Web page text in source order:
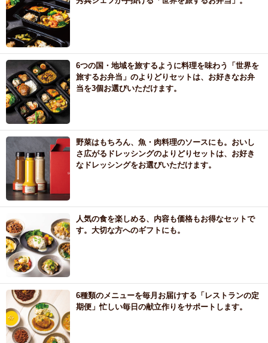
6つの国・地域を旅するように料理を味わう「世界を
旅するお弁当」のよりどりセットは、お好きなお弁
当を3個お選びいただけます。
野菜はもちろん、魚・肉料理のソースにも。おいし
さ広がるドレッシングのよりどりセットは、お好き
なドレッシングをお選びいただけます。
人気の食を楽しめる、内容も価格もお得なセットで
す。大切な方へのギフトにも。
6種類のメニューを毎月お届けする「レストランの定
期便」忙しい毎日の献立作りをサポートします。